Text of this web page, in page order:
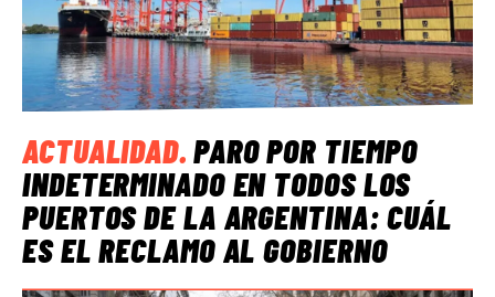
ACTUALIDAD.PARO POR TIEMPO
INDETERMINADO EN TODOS LOS
PUERTOS DE LA ARGENTINA: CUÁL
ES EL RECLAMO AL GOBIERNO